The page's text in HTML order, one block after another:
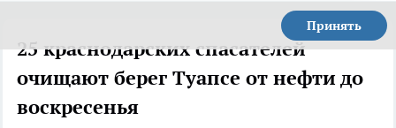
Принять
25 краснодарских спасателей
очищают берег Туапсе от нефти до
воскресенья